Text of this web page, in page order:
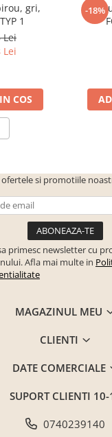
vizitator
complet
gri,
1
Lei
Lei
COS
-18%
si promotiile
primesc newsletter cu
Afla mai multe in
MAGAZINUL MEU
CLIENTI
DATE COMERCIALE
SUPORT CLIENTI 10-
0740239140